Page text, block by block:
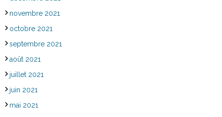
novembre 2021
octobre 2021
septembre 2021
août 2021
juillet 2021
juin 2021
mai 2021